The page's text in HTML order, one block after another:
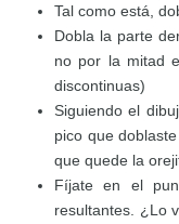
Tal como está,
Dobla la parte
no por la mitad
discontinuas)
Siguiendo el
pico que
que quede la
Fíjate en el
resultantes. ¿Lo